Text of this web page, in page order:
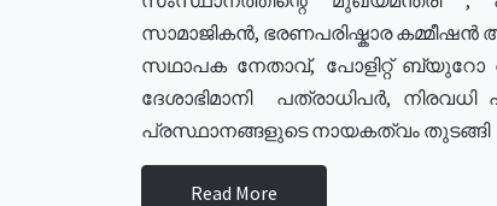
സാമാജികൻ, ഭരണപരിഷ്കാര
സഥാപക നേതാവ്, പോളിറ്റ് ബ്യുറോ
ദേശാഭിമാനി പത്രാധിപർ,
പ്രസ്ഥാനങ്ങളുടെ നായകത്വം തുടങ്ങി
Read More